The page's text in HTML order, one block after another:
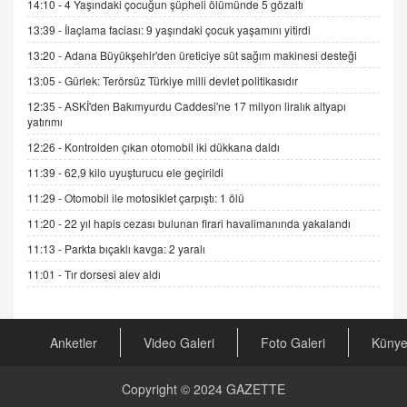
Sednaya
11.12.2024 12:30
DR. EKREM ASLAN
Gerçek Ne, Algı Ne? "Beraber Yürüyoruz"
Cümlesinin Peşinden
GÖNÜL MENEKŞE
Şifacının Yolu
04.11.2025 12:56
AV. RÜMEYSA ÖZKALE
Kira Uyuşmazlıklarında Dava Açmadan Önce
Arabulucuya Başvuru Şartı
CAN UĞURATEŞ
Değişen yapısıyla Suriye
14:10 -4 Yaşındaki çocuğun şüpheli ölümünde 5 gözaltı
13:39 - İlaçlama faciası: 9 yaşındaki çocuk yaşamını yitirdi
13:20 -Adana Büyükşehir'den üreticiye süt sağım makinesi desteği
13:05 -Gürlek: Terörsüz Türkiye milli devlet politikasıdır
12:35 -ASKİ'den Bakımyurdu Caddesi'ne 17 milyon liralık altyapı
yatırımı
12:26 - Kontrolden çıkan otomobil iki dükkana daldı
11:39 -62,9 kilo uyuşturucu ele geçirildi
11:29 -Otomobil ile motosiklet çarpıştı: 1 ölü
11:20 -22 yıl hapis cezası bulunan firari havalimanında yakalandı
11:13 - Parkta bıçaklı kavga: 2 yaralı
11:01 -Tır dorsesi alev aldı
Anketler Video Galeri Foto Galeri Künye
Copyright © 2024 GAZETTE